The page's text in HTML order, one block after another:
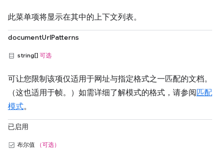
此菜单项将显示在其中的上下文列表。
documentUrlPatterns
string[] 可选
可让您限制该项仅适用于网址与指定格式之一匹配的文档。
（这也适用于帧。）如需详细了解模式的格式，请参阅匹配
模式。
已启用
布尔值 （可选）